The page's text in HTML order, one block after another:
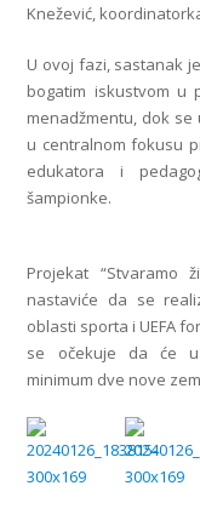
Knežević,
U ovoj fazi, sastanak
bogatim iskustvom u
menadžmentu, dok
u centralnom fokusu
edukatora i
šampionke.
Projekat “Stvaramo
nastaviće da se
oblasti sporta i UEFA
se očekuje da će u
minimum dve nove